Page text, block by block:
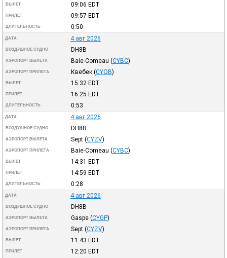
ВЫЛЕТ 09:06 EDT
ПРИЛЕТ 09:57 EDT
ДЛИТЕЛЬНОСТЬ 0:50
ДАТА 4 авг 2026
ВОЗДУШНОЕ СУДНО DH8B
АЭРОПОРТ ВЫЛЕТА Baie-Comeau (CYBC)
АЭРОПОРТ ПРИЛЕТА Квебек (CYQB)
ВЫЛЕТ 15:32 EDT
ПРИЛЕТ 16:25 EDT
ДЛИТЕЛЬНОСТЬ 0:53
ДАТА 4 авг 2026
ВОЗДУШНОЕ СУДНО DH8B
АЭРОПОРТ ВЫЛЕТА Sept (CYZV)
АЭРОПОРТ ПРИЛЕТА Baie-Comeau (CYBC)
ВЫЛЕТ 14:31 EDT
ПРИЛЕТ 14:59 EDT
ДЛИТЕЛЬНОСТЬ 0:28
ДАТА 4 авг 2026
ВОЗДУШНОЕ СУДНО DH8B
АЭРОПОРТ ВЫЛЕТА Gaspe (CYGP)
АЭРОПОРТ ПРИЛЕТА Sept (CYZV)
ВЫЛЕТ 11:43 EDT
ПРИЛЕТ 12:20 EDT